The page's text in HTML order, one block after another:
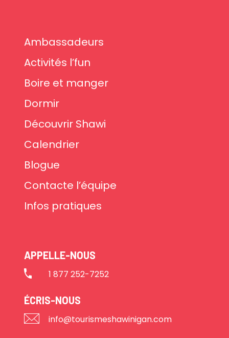
Ambassadeurs
Activités l’fun
Boire et manger
Dormir
Découvrir Shawi
Calendrier
Blogue
Contacte l’équipe
Infos pratiques
APPELLE-NOUS
1 877 252-7252
ÉCRIS-NOUS
info@tourismeshawinigan.com